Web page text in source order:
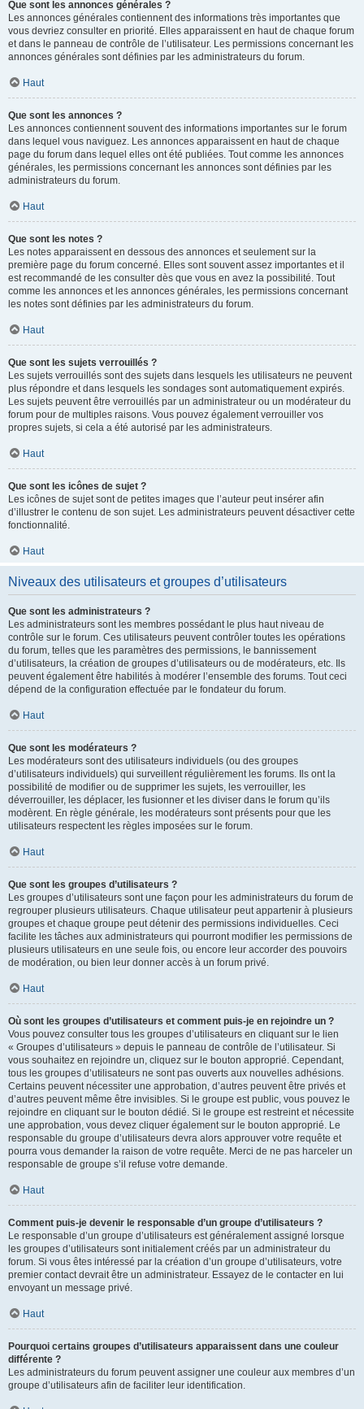
Que sont les annonces générales ?
Les annonces générales contiennent des informations très importantes que
vous devriez consulter en priorité. Elles apparaissent en haut de chaque forum
et dans le panneau de contrôle de l’utilisateur. Les permissions concernant les
annonces générales sont définies par les administrateurs du forum.
Haut
Que sont les annonces ?
Les annonces contiennent souvent des informations importantes sur le forum
dans lequel vous naviguez. Les annonces apparaissent en haut de chaque
page du forum dans lequel elles ont été publiées. Tout comme les annonces
générales, les permissions concernant les annonces sont définies par les
administrateurs du forum.
Haut
Que sont les notes ?
Les notes apparaissent en dessous des annonces et seulement sur la
première page du forum concerné. Elles sont souvent assez importantes et il
est recommandé de les consulter dès que vous en avez la possibilité. Tout
comme les annonces et les annonces générales, les permissions concernant
les notes sont définies par les administrateurs du forum.
Haut
Que sont les sujets verrouillés ?
Les sujets verrouillés sont des sujets dans lesquels les utilisateurs ne peuvent
plus répondre et dans lesquels les sondages sont automatiquement expirés.
Les sujets peuvent être verrouillés par un administrateur ou un modérateur du
forum pour de multiples raisons. Vous pouvez également verrouiller vos
propres sujets, si cela a été autorisé par les administrateurs.
Haut
Que sont les icônes de sujet ?
Les icônes de sujet sont de petites images que l’auteur peut insérer afin
d’illustrer le contenu de son sujet. Les administrateurs peuvent désactiver cette
fonctionnalité.
Haut
Niveaux des utilisateurs et groupes d’utilisateurs
Que sont les administrateurs ?
Les administrateurs sont les membres possédant le plus haut niveau de
contrôle sur le forum. Ces utilisateurs peuvent contrôler toutes les opérations
du forum, telles que les paramètres des permissions, le bannissement
d’utilisateurs, la création de groupes d’utilisateurs ou de modérateurs, etc. Ils
peuvent également être habilités à modérer l’ensemble des forums. Tout ceci
dépend de la configuration effectuée par le fondateur du forum.
Haut
Que sont les modérateurs ?
Les modérateurs sont des utilisateurs individuels (ou des groupes
d’utilisateurs individuels) qui surveillent régulièrement les forums. Ils ont la
possibilité de modifier ou de supprimer les sujets, les verrouiller, les
déverrouiller, les déplacer, les fusionner et les diviser dans le forum qu’ils
modèrent. En règle générale, les modérateurs sont présents pour que les
utilisateurs respectent les règles imposées sur le forum.
Haut
Que sont les groupes d’utilisateurs ?
Les groupes d’utilisateurs sont une façon pour les administrateurs du forum de
regrouper plusieurs utilisateurs. Chaque utilisateur peut appartenir à plusieurs
groupes et chaque groupe peut détenir des permissions individuelles. Ceci
facilite les tâches aux administrateurs qui pourront modifier les permissions de
plusieurs utilisateurs en une seule fois, ou encore leur accorder des pouvoirs
de modération, ou bien leur donner accès à un forum privé.
Haut
Où sont les groupes d’utilisateurs et comment puis-je en rejoindre un ?
Vous pouvez consulter tous les groupes d’utilisateurs en cliquant sur le lien
« Groupes d’utilisateurs » depuis le panneau de contrôle de l’utilisateur. Si
vous souhaitez en rejoindre un, cliquez sur le bouton approprié. Cependant,
tous les groupes d’utilisateurs ne sont pas ouverts aux nouvelles adhésions.
Certains peuvent nécessiter une approbation, d’autres peuvent être privés et
d’autres peuvent même être invisibles. Si le groupe est public, vous pouvez le
rejoindre en cliquant sur le bouton dédié. Si le groupe est restreint et nécessite
une approbation, vous devez cliquer également sur le bouton approprié. Le
responsable du groupe d’utilisateurs devra alors approuver votre requête et
pourra vous demander la raison de votre requête. Merci de ne pas harceler un
responsable de groupe s’il refuse votre demande.
Haut
Comment puis-je devenir le responsable d’un groupe d’utilisateurs ?
Le responsable d’un groupe d’utilisateurs est généralement assigné lorsque
les groupes d’utilisateurs sont initialement créés par un administrateur du
forum. Si vous êtes intéressé par la création d’un groupe d’utilisateurs, votre
premier contact devrait être un administrateur. Essayez de le contacter en lui
envoyant un message privé.
Haut
Pourquoi certains groupes d’utilisateurs apparaissent dans une couleur
différente ?
Les administrateurs du forum peuvent assigner une couleur aux membres d’un
groupe d’utilisateurs afin de faciliter leur identification.